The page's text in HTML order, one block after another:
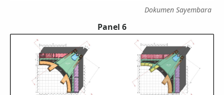
Dokumen Sayembara
Panel 6